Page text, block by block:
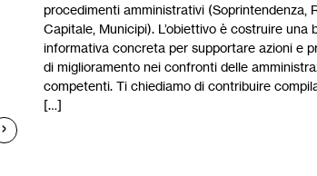
procedimenti amministrativi (Soprintendenza,
Capitale, Municipi). L’obiettivo è costruire una
informativa concreta per supportare azioni e
di miglioramento nei confronti delle
competenti. Ti chiediamo di contribuire
[…]